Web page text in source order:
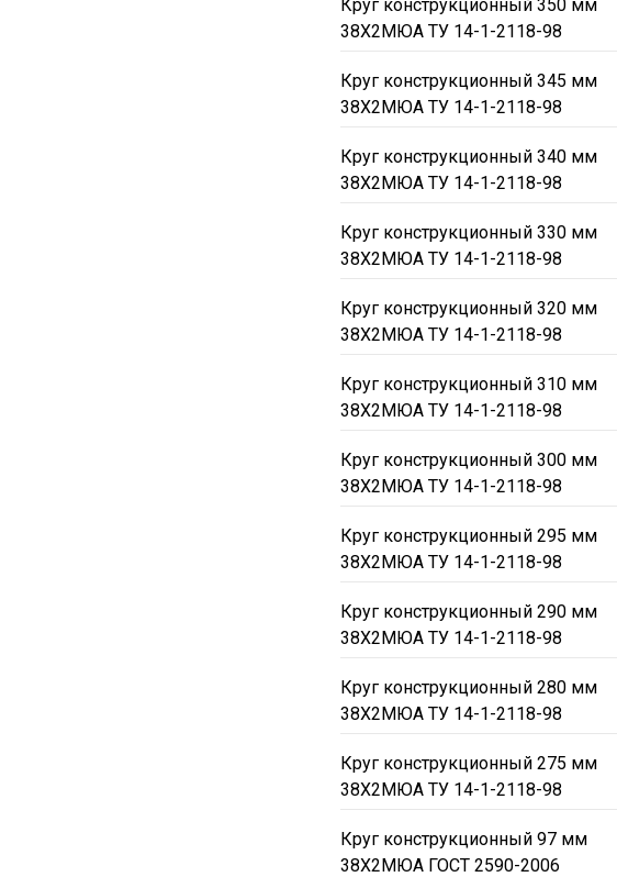
Круг конструкционный 350 мм
38Х2МЮА ТУ 14-1-2118-98
Круг конструкционный 345 мм
38Х2МЮА ТУ 14-1-2118-98
Круг конструкционный 340 мм
38Х2МЮА ТУ 14-1-2118-98
Круг конструкционный 330 мм
38Х2МЮА ТУ 14-1-2118-98
Круг конструкционный 320 мм
38Х2МЮА ТУ 14-1-2118-98
Круг конструкционный 310 мм
38Х2МЮА ТУ 14-1-2118-98
Круг конструкционный 300 мм
38Х2МЮА ТУ 14-1-2118-98
Круг конструкционный 295 мм
38Х2МЮА ТУ 14-1-2118-98
Круг конструкционный 290 мм
38Х2МЮА ТУ 14-1-2118-98
Круг конструкционный 280 мм
38Х2МЮА ТУ 14-1-2118-98
Круг конструкционный 275 мм
38Х2МЮА ТУ 14-1-2118-98
Круг конструкционный 97 мм
38Х2МЮА ГОСТ 2590-2006